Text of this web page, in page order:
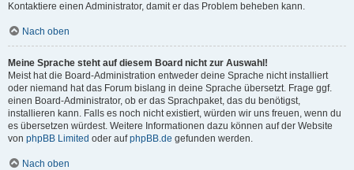
Kontaktiere einen Administrator, damit er das Problem beheben kann.
Nach oben
Meine Sprache steht auf diesem Board nicht zur Auswahl!
Meist hat die Board-Administration entweder deine Sprache nicht installiert
oder niemand hat das Forum bislang in deine Sprache übersetzt. Frage ggf.
einen Board-Administrator, ob er das Sprachpaket, das du benötigst,
installieren kann. Falls es noch nicht existiert, würden wir uns freuen, wenn du
es übersetzen würdest. Weitere Informationen dazu können auf der Website
von phpBB Limited oder aufphpBB.de gefunden werden.
Nach oben